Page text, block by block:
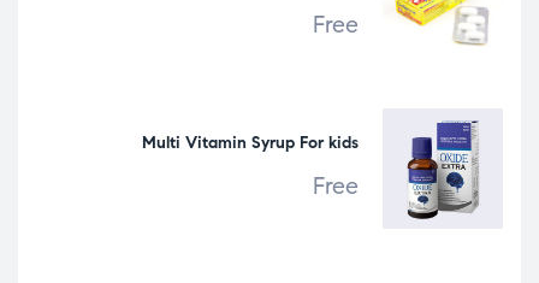
Free
Multi Vitamin Syrup For kids
Free